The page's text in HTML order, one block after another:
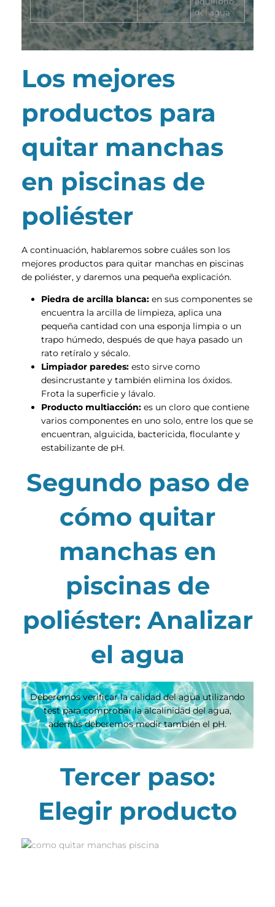
del agua
Los mejores
productos para
quitar manchas
en piscinas de
poliéster
A continuación, hablaremos sobre cuáles son los
mejores productos para quitar manchas en piscinas
de poliéster, y daremos una pequeña explicación.
Piedra de arcilla blanca: en sus componentes se
encuentra la arcilla de limpieza, aplica una
pequeña cantidad con una esponja limpia o un
trapo húmedo, después de que haya pasado un
rato retíralo y sécalo.
Limpiador paredes: esto sirve como
desincrustante y también elimina los óxidos.
Frota la superficie y lávalo.
Producto multiacción: es un cloro que contiene
varios componentes en uno solo, entre los que se
encuentran, alguicida, bactericida, floculante y
estabilizante de pH.
Segundo paso de
cómo quitar
manchas en
piscinas de
poliéster: Analizar
el agua
Deberemos verificar la calidad del agua utilizando
test para comprobar la alcalinidad del agua,
además deberemos medir también el pH.
Tercer paso:
Elegir producto
Una vez ya sabemos el origen, y cuáles son los